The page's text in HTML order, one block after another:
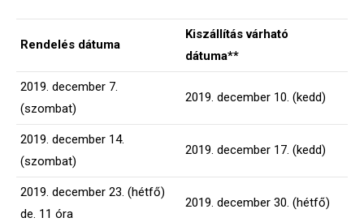
Rendelés dátuma
Kiszállítás várható
dátuma**
2019. december 7.
(szombat)
2019. december 10. (kedd)
2019. december 14.
(szombat)
2019. december 17. (kedd)
2019. december 23. (hétfő)
de. 11 óra
2019. december 30. (hétfő)